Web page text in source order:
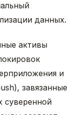
данных.
активы
и
завязанные
суверенной